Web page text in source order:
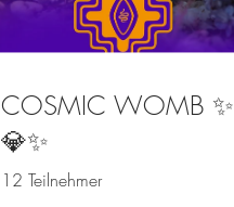
COSMIC WOMB ✨
💎✨
12 Teilnehmer